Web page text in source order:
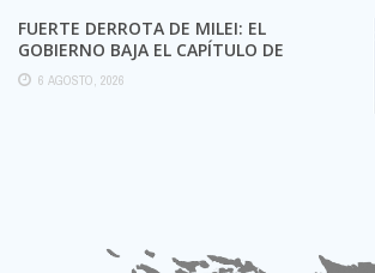
FUERTE DERROTA DE MILEI: EL
GOBIERNO BAJA EL CAPÍTULO DE
EXTRANJERIZACIÓN DE TIERRAS
6 AGOSTO, 2026